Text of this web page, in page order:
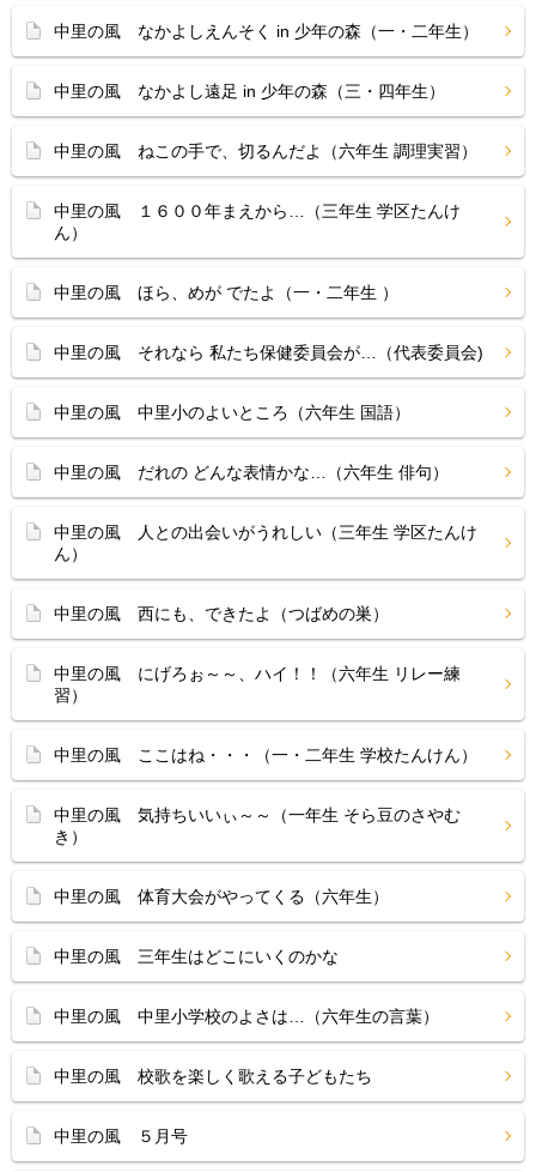
中里の風 なかよしえんそく in 少年の森（一・二年生）
中里の風 なかよし遠足 in 少年の森（三・四年生）
中里の風 ねこの手で、切るんだよ（六年生 調理実習）
中里の風 １６００年まえから…（三年生 学区たんけ
ん）
中里の風 ほら、めが でたよ（一・二年生 ）
中里の風 それなら 私たち保健委員会が…（代表委員会)
中里の風 中里小のよいところ（六年生 国語）
中里の風 だれの どんな表情かな…（六年生 俳句）
中里の風 人との出会いがうれしい（三年生 学区たんけ
ん）
中里の風 西にも、できたよ（つばめの巣）
中里の風 にげろぉ～～、ハイ！！（六年生 リレー練
習）
中里の風 ここはね・・・（一・二年生 学校たんけん）
中里の風 気持ちいいぃ～～（一年生 そら豆のさやむ
き）
中里の風 体育大会がやってくる（六年生）
中里の風 三年生はどこにいくのかな
中里の風 中里小学校のよさは…（六年生の言葉）
中里の風 校歌を楽しく歌える子どもたち
中里の風 ５月号